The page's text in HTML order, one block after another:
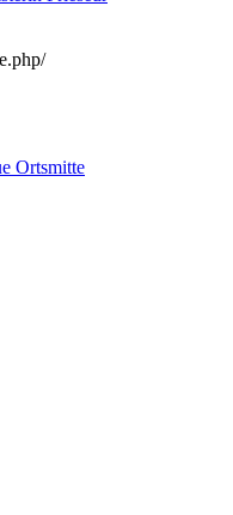
Ortsmitte